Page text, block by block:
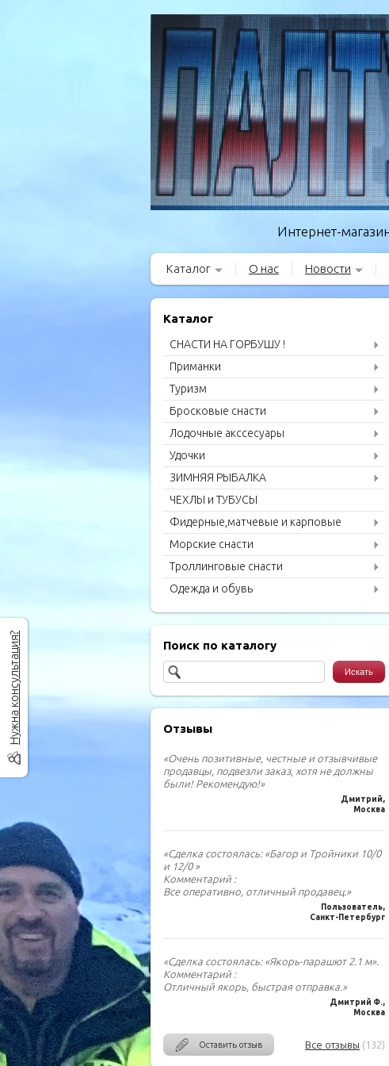
Интернет-
Каталог О нас Новости
Каталог
СНАСТИ НА ГОРБУШУ !
Приманки
Туризм
Бросковые снасти
Лодочные акссесуары
Удочки
ЗИМНЯЯ РЫБАЛКА
ЧЕХЛЫ и ТУБУСЫ
Фидерные,матчевые и карповые
удилища
Морские снасти
Троллинговые снасти
Одежда и обувь
Поиск по каталогу
Отзывы
«Очень позитивные, честные и отзывчивые
продавцы, подвезли заказ, хотя не должны
были! Рекомендую!»
Дмитрий,
Москва
«Сделка состоялась: «Багор и Тройники 10/0
и 12/0 »
Комментарий :
Все оперативно, отличный продавец.»
Пользователь,
Санкт-Петербург
«Сделка состоялась: «Якорь-парашют 2.1 м».
Комментарий :
Отличный якорь, быстрая отправка.»
Дмитрий Ф.,
Москва
Оставить отзыв Все отзывы (132)
Нужна консультация?